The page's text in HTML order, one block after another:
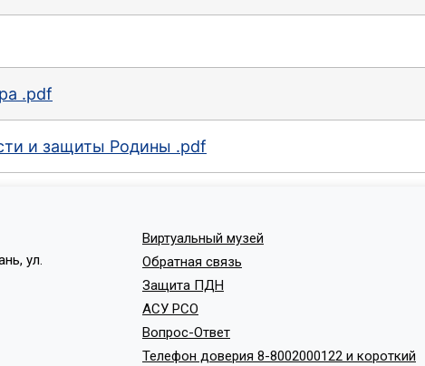
.pdf
и защиты Родины .pdf
ул.
Виртуальный музей
Обратная связь
Защита ПДН
АСУ РСО
Вопрос-Ответ
Телефон доверия 8-8002000122 и короткий